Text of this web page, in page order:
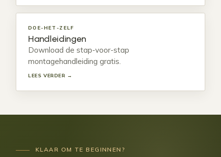
DOE-HET-ZELF
Handleidingen
Download de stap-voor-stap
montagehandleiding gratis.
LEES VERDER →
KLAAR OM TE BEGINNEN?